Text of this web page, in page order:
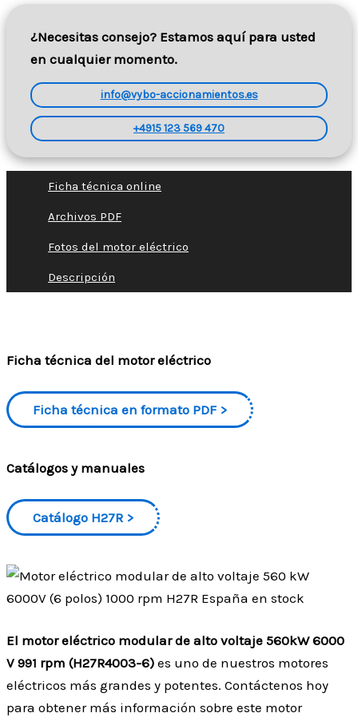
¿Necesitas consejo? Estamos aquí para usted
en cualquier momento.
info@vybo-accionamientos.es
+4915 123 569 470
Ficha técnica online
Archivos PDF
Fotos del motor eléctrico
Descripción
Ficha técnica del motor eléctrico
Ficha técnica en formato PDF
Catálogos y manuales
Catálogo H27R
El motor eléctrico modular de alto voltaje 560kW 6000
V 991 rpm (H27R4003-6) es uno de nuestros motores
eléctricos más grandes y potentes. Contáctenos hoy
para obtener más información sobre este motor